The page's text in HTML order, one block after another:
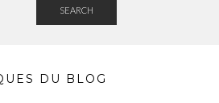
SEARCH
DU BLOG